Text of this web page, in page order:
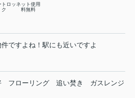
トロッ
ク
ネット使用
料無料
ですよね！駅にも近いですよ
フローリング 追い焚き
ガスレンジ